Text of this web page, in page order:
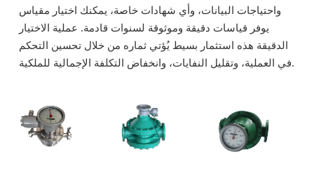
واحتياجات البيانات، وأي شهادات خاصة، يمكنك اختيار مقياس
يوفر قياسات دقيقة وموثوقة لسنوات قادمة. عملية الاختيار
الدقيقة هذه استثمار بسيط يُؤتي ثماره من خلال تحسين التحكم
في العملية، وتقليل النفايات، وانخفاض التكلفة الإجمالية للملكية.